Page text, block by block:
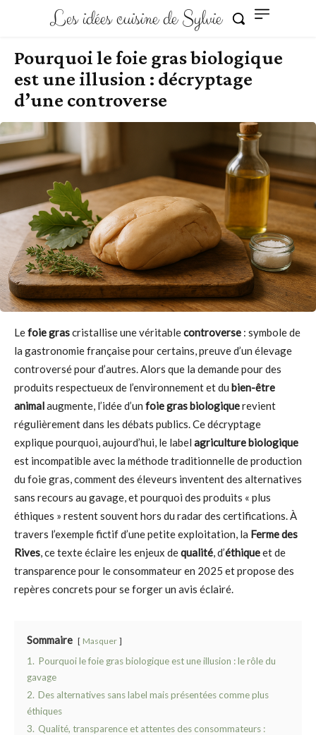
Les idées cuisine de Sylvie
Pourquoi le foie gras biologique
est une illusion : décryptage
d’une controverse
Lefoie grascristallise une véritablecontroverse : symbole de
la gastronomie française pour certains, preuve d’un élevage
controversé pour d’autres. Alors que la demande pour des
produits respectueux de l’environnement et du bien-être
animalaugmente, l’idée d’un foie gras biologiquerevient
régulièrement dans les débats publics. Ce décryptage
explique pourquoi, aujourd’hui, le label agriculture biologique
est incompatible avec la méthode traditionnelle de production
du foie gras, comment des éleveurs inventent des alternatives
sans recours au gavage, et pourquoi des produits « plus
éthiques » restent souvent hors du radar des certifications. À
travers l’exemple fictif d’une petite exploitation, la Ferme des
Rives, ce texte éclaire les enjeux dequalité, d’éthiqueet de
transparence pour le consommateur en 2025 et propose des
repères concrets pour se forger un avis éclairé.
Sommaire Masquer
1. Pourquoi le foie gras biologique est une illusion : le rôle du
gavage
2. Des alternatives sans label mais présentées comme plus
éthiques
3. Qualité, transparence et attentes des consommateurs :